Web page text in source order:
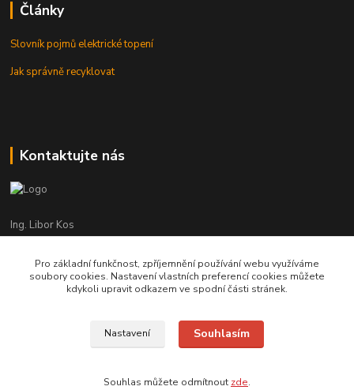
Články
Slovník pojmů elektrické topení
Jak správně recyklovat
Kontaktujte nás
Ing. Libor Kos
+420 601 555 225
(Po-Pá: 8-17:00 hod.)
info@infrasystemy.cz
infrasystémy s.r.o. 2012-2019
Pro základní funkčnost, zpříjemnění používání webu využíváme
soubory cookies. Nastavení vlastních preferencí cookies můžete
kdykoli upravit odkazem ve spodní části stránek.
Nastavení Souhlasím
Souhlas můžete odmítnout zde.